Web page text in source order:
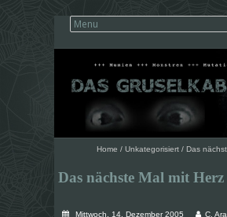
Home / Unkategorisiert / Das
Das nächste Mal mit Herz
Mittwoch, 14. Dezember 2005 C.